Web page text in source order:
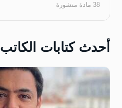
38 مادة منشورة
أحدث كتابات الكاتب